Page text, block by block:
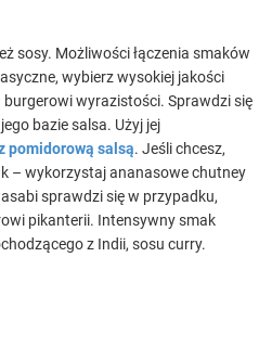
sosy. Możliwości łączenia smaków
wybierz wysokiej jakości
wyrazistości. Sprawdzi się
bazie salsa. Użyj jej
pomidorową salsą. Jeśli chcesz,
– wykorzystaj ananasowe chutney
sprawdzi się w przypadku,
pikanterii. Intensywny smak
z Indii, sosu curry.